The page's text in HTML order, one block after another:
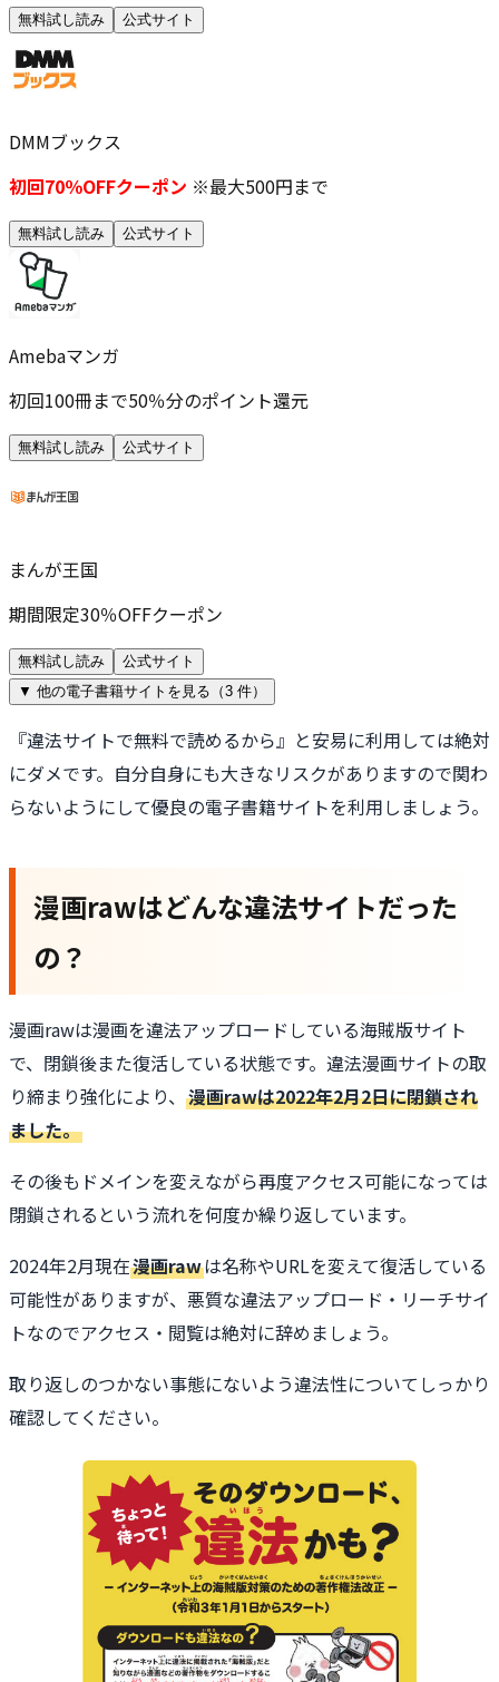
無料試し読み 公式サイト
DMMブックス
初回70％OFFクーポン ※最大500円まで
無料試し読み 公式サイト
Amebaマンガ
初回100冊まで50％分のポイント還元
無料試し読み 公式サイト
まんが王国
期間限定30％OFFクーポン
無料試し読み
公式サイト
▼ 他の電子書籍サイトを見る（3 件）
『違法サイトで無料で読めるから』と安易に利用しては絶対
にダメです。自分自身にも大きなリスクがありますので関わ
らないようにして優良の電子書籍サイトを利用しましょう。
漫画rawはどんな違法サイトだった
の？
漫画rawは漫画を違法アップロードしている海賊版サイト
で、閉鎖後また復活している状態です。違法漫画サイトの取
り締まり強化により、 漫画rawは2022年2月2日に閉鎖され
ました。
その後もドメインを変えながら再度アクセス可能になっては
閉鎖されるという流れを何度か繰り返しています。
2024年2月現在漫画rawは名称やURLを変えて復活している
可能性がありますが、悪質な違法アップロード・リーチサイ
トなのでアクセス・閲覧は絶対に辞めましょう。
取り返しのつかない事態にないよう違法性についてしっかり
確認してください。